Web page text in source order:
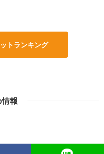
トランキング
報